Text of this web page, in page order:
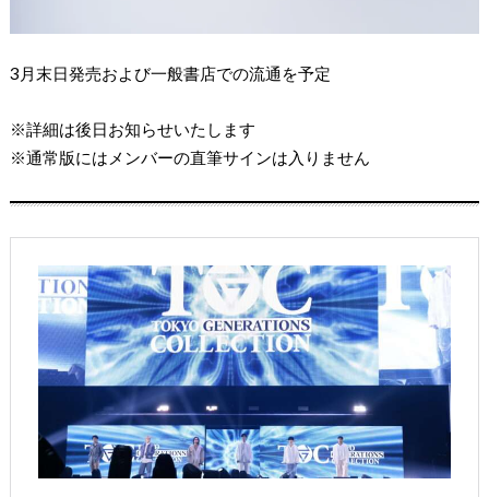
3月末日発売および一般書店での流通を予定
※詳細は後日お知らせいたします
※通常版にはメンバーの直筆サインは入りません